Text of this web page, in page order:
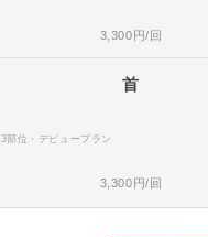
3,300円/回
首
3部位・デビュープラン
3,300円/回